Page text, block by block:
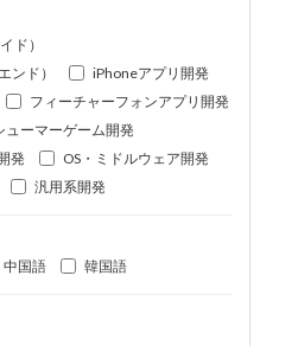
ド）
ンド）
iPhoneアプリ開発
フィーチャーフォンアプリ開発
ューマーゲーム開発
発
OS・ミドルウェア開発
汎用系開発
中国語 韓国語